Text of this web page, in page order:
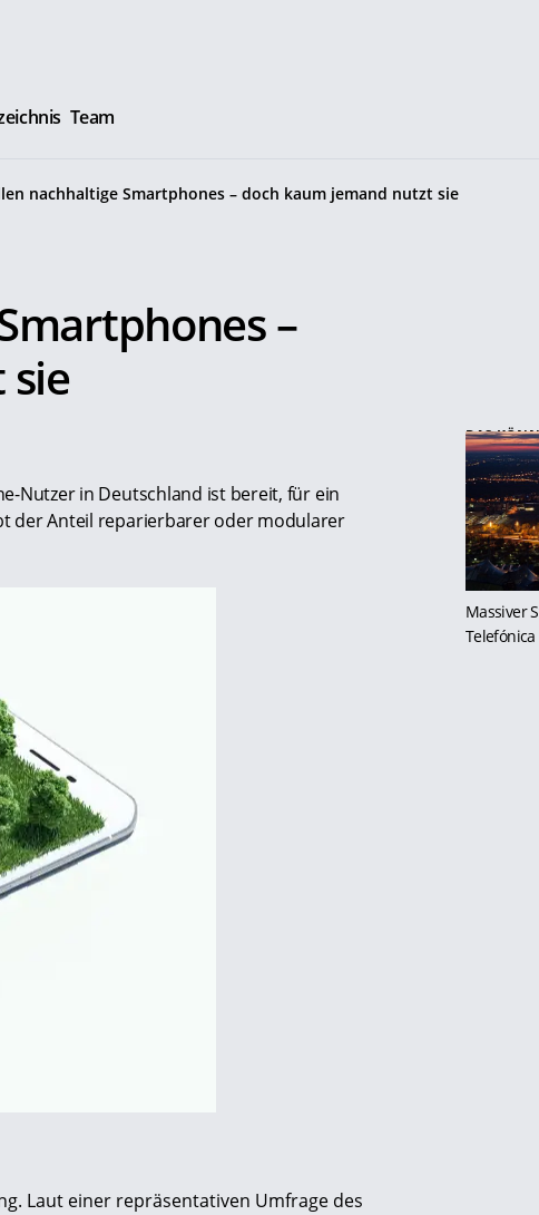
Team
nachhaltige Smartphones – doch kaum jemand nutzt sie
–
Nutzer in Deutschland ist bereit, für ein
der Anteil reparierbarer oder modularer
Laut einer repräsentativen Umfrage des
DAS
Massiver